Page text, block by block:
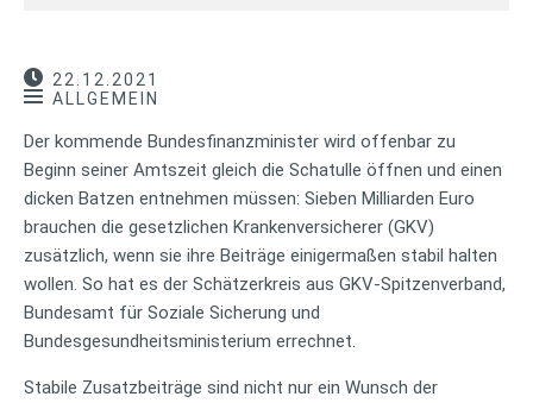
22.12.2021
ALLGEMEIN
Der kommende Bundesfinanzminister wird offenbar zu
Beginn seiner Amtszeit gleich die Schatulle öffnen und einen
dicken Batzen entnehmen müssen: Sieben Milliarden Euro
brauchen die gesetzlichen Krankenversicherer (GKV)
zusätzlich, wenn sie ihre Beiträge einigermaßen stabil halten
wollen. So hat es der Schätzerkreis aus GKV-Spitzenverband,
Bundesamt für Soziale Sicherung und
Bundesgesundheitsministerium errechnet.
Stabile Zusatzbeiträge sind nicht nur ein Wunsch der